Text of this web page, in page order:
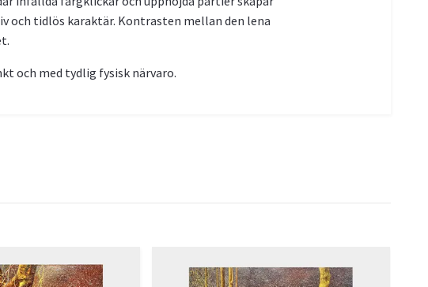
och tidlös karaktär. Kontrasten mellan den lena
och med tydlig fysisk närvaro.